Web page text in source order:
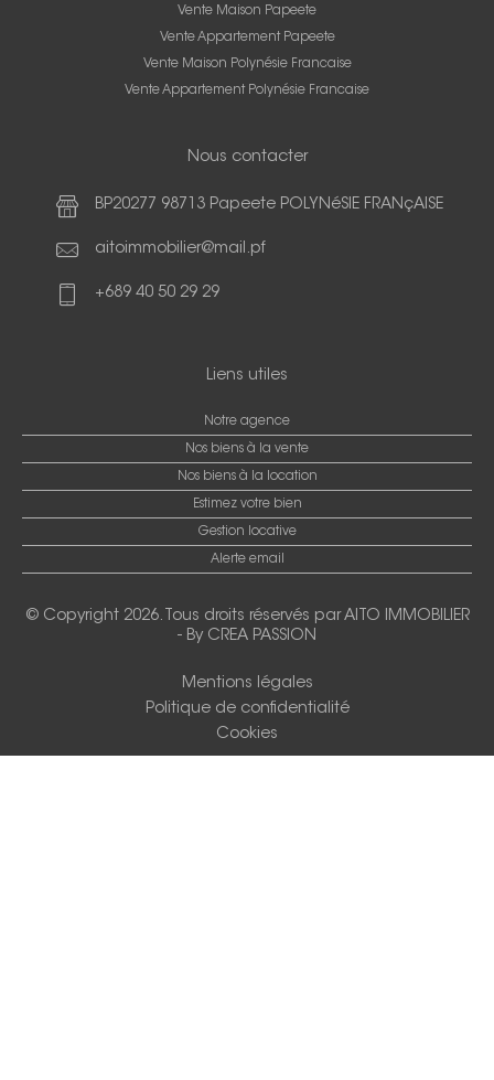
Vente Maison Papeete
Vente Appartement Papeete
Vente Maison Polynésie Francaise
Vente Appartement Polynésie Francaise
Nous contacter
BP20277 98713 Papeete POLYNéSIE FRANçAISE
aitoimmobilier@mail.pf
+689 40 50 29 29
Liens utiles
Notre agence
Nos biens à la vente
Nos biens à la location
Estimez votre bien
Gestion locative
Alerte email
© Copyright 2026. Tous droits réservés parAITO IMMOBILIER
- By CREA PASSION
Mentions légales
Politique de confidentialité
Cookies